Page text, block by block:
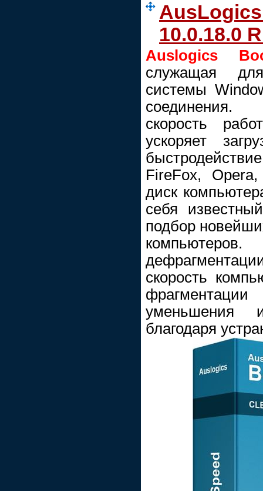
10.0.18.0
Auslogics
служащая
системы
соединения.
скорость
ускоряет
FireFox,
диск
себя
подбор
скорость
уменьшения
благодаря